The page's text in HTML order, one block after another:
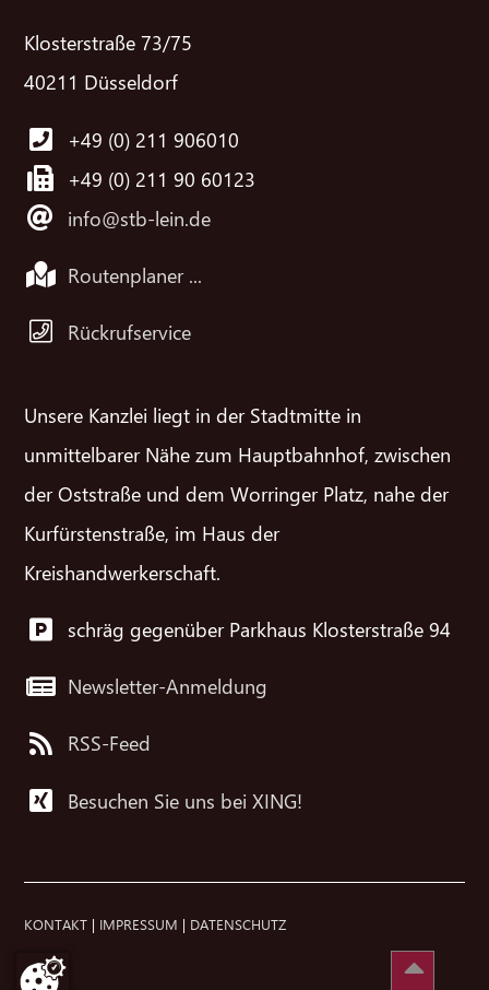
Klosterstraße 73/75
40211 Düsseldorf
+49 (0) 211 906010
+49 (0) 211 90 60123
info@stb-lein.de
Routenplaner ...
Rückrufservice
Unsere Kanzlei liegt in der Stadtmitte in
unmittelbarer Nähe zum Hauptbahnhof, zwischen
der Oststraße und dem Worringer Platz, nahe der
Kurfürstenstraße, im Haus der
Kreishandwerkerschaft.
schräg gegenüber Parkhaus Klosterstraße 94
Newsletter-Anmeldung
RSS-Feed
Besuchen Sie uns bei XING!
KONTAKT | IMPRESSUM | DATENSCHUTZ